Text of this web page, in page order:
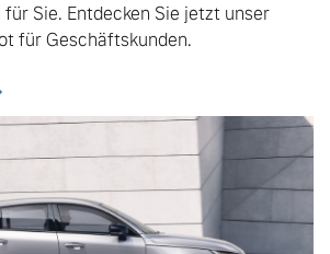
Sie. Entdecken Sie jetzt unser
für Geschäftskunden.